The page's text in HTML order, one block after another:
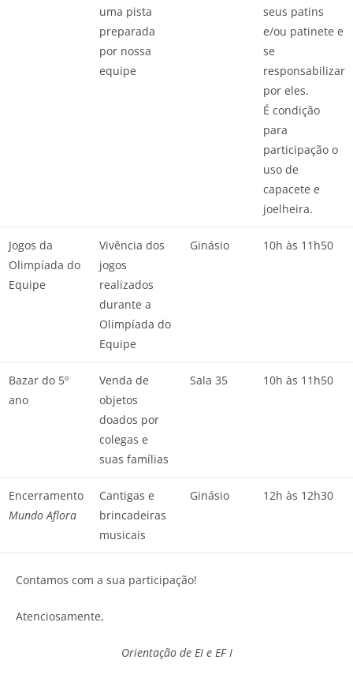
uma pista
preparada
por nossa
equipe
seus patins
e/ou patinete e
se
responsabilizar
por eles.
É condição
para
participação o
uso de
capacete e
joelheira.
Jogos da
Olimpíada do
Equipe
Vivência dos
jogos
realizados
durante a
Olimpíada do
Equipe
Ginásio 10h às 11h50
Bazar do 5º
ano
Venda de
objetos
doados por
colegas e
suas famílias
Sala 35 10h às 11h50
Encerramento
Mundo Aflora
Cantigas e
brincadeiras
musicais
Ginásio 12h às 12h30
Contamos com a sua participação!
Atenciosamente,
Orientação de EI e EF I